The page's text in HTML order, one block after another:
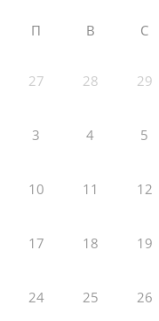
П В С
27 28 29
3 4 5
10 11 12
17 18 19
24 25 26